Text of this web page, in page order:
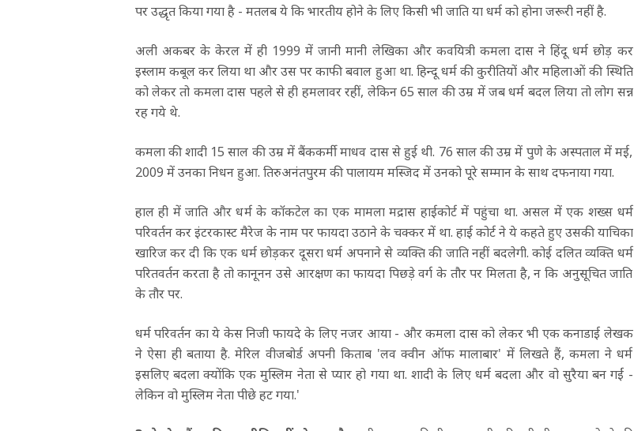
पर उद्धृत किया गया है - मतलब ये कि भारतीय होने के लिए किसी भी जाति या धर्म को होना जरूरी नहीं है.
अली अकबर के केरल में ही 1999 में जानी मानी लेखिका और कवयित्री कमला दास ने हिंदू धर्म छोड़ कर
इस्लाम कबूल कर लिया था और उस पर काफी बवाल हुआ था. हिन्दू धर्म की कुरीतियों और महिलाओं की स्थिति
को लेकर तो कमला दास पहले से ही हमलावर रहीं, लेकिन 65 साल की उम्र में जब धर्म बदल लिया तो लोग सन्न
रह गये थे.
कमला की शादी 15 साल की उम्र में बैंककर्मी माधव दास से हुई थी. 76 साल की उम्र में पुणे के अस्पताल में मई,
2009 में उनका निधन हुआ. तिरुअनंतपुरम की पालायम मस्जिद में उनको पूरे सम्मान के साथ दफनाया गया.
हाल ही में जाति और धर्म के कॉकटेल का एक मामला मद्रास हाईकोर्ट में पहुंचा था. असल में एक शख्स धर्म
परिवर्तन कर इंटरकास्ट मैरेज के नाम पर फायदा उठाने के चक्कर में था. हाई कोर्ट ने ये कहते हुए उसकी याचिका
खारिज कर दी कि एक धर्म छोड़कर दूसरा धर्म अपनाने से व्यक्ति की जाति नहीं बदलेगी. कोई दलित व्यक्ति धर्म
परितवर्तन करता है तो कानूनन उसे आरक्षण का फायदा पिछड़े वर्ग के तौर पर मिलता है, न कि अनुसूचित जाति
के तौर पर.
धर्म परिवर्तन का ये केस निजी फायदे के लिए नजर आया - और कमला दास को लेकर भी एक कनाडाई लेखक
ने ऐसा ही बताया है. मेरिल वीजबोर्ड अपनी किताब 'लव क्वीन ऑफ मालाबार' में लिखते हैं, कमला ने धर्म
इसलिए बदला क्योंकि एक मुस्लिम नेता से प्यार हो गया था. शादी के लिए धर्म बदला और वो सुरैया बन गईं -
लेकिन वो मुस्लिम नेता पीछे हट गया.'